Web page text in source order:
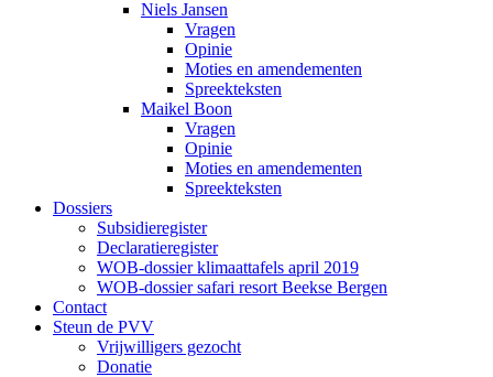
Niels Jansen
Vragen
Opinie
Moties en amendementen
Spreekteksten
Maikel Boon
Vragen
Opinie
Moties en amendementen
Spreekteksten
Dossiers
Subsidieregister
Declaratieregister
WOB-dossier klimaattafels april 2019
WOB-dossier safari resort Beekse Bergen
Contact
Steun de PVV
Vrijwilligers gezocht
Donatie